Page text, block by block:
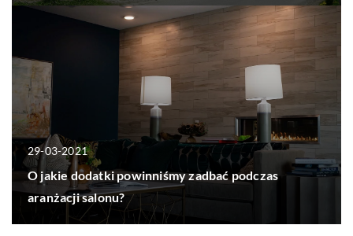
29-03-2021
O jakie dodatki powinniśmy zadbać podczas
aranżacji salonu?